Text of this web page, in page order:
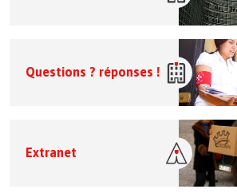
Questions ? réponses !
Extranet